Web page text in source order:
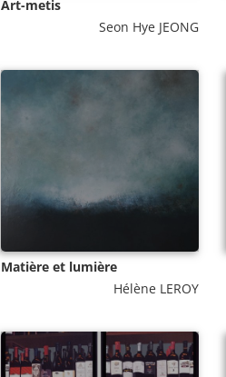
Art-metis
Seon Hye JEONG
Matière et lumière
Hélène LEROY